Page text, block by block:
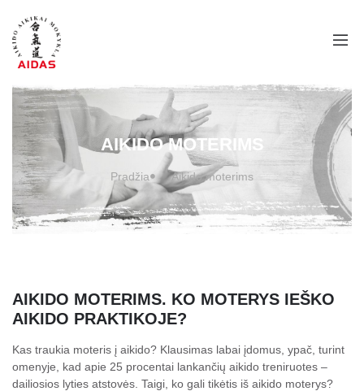
AIKIDO MOTERIMS
Pradžia Aikido moterims
AIKIDO MOTERIMS. KO MOTERYS IEŠKO
AIKIDO PRAKTIKOJE?
Kas traukia moteris į aikido? Klausimas labai įdomus, ypač, turint
omenyje, kad apie 25 procentai lankančių aikido treniruotes –
dailiosios lyties atstovės. Taigi, ko gali tikėtis iš aikido moterys?